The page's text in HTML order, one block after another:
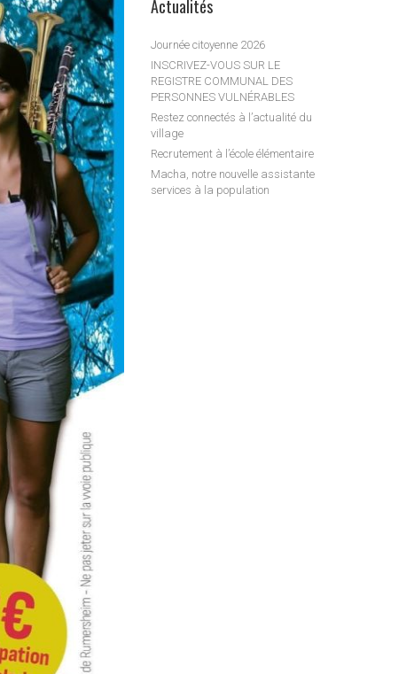
Actualités
Journée citoyenne 2026
INSCRIVEZ-VOUS SUR LE
REGISTRE COMMUNAL DES
PERSONNES VULNÉRABLES
Restez connectés à l’actualité du
village
Recrutement à l’école élémentaire
Macha, notre nouvelle assistante
services à la population